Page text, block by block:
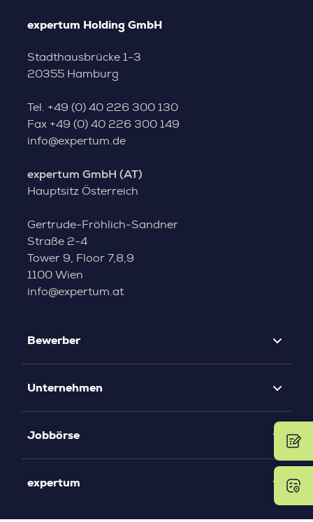
expertum Holding GmbH
Stadthausbrücke 1-3
20355 Hamburg
Tel. +49 (0) 40 226 300 130
Fax +49 (0) 40 226 300 149
info@expertum.de
expertum GmbH (AT)
Hauptsitz Österreich
Gertrude-Fröhlich-Sandner
Straße 2-4
Tower 9, Floor 7,8,9
1100 Wien
info@expertum.at
Bewerber
Unternehmen
Jobbörse
expertum